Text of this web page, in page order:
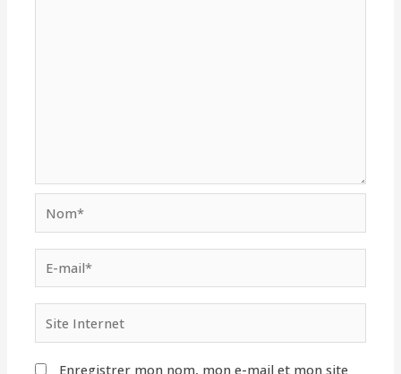
mail*
Internet
Enregistrer mon nom, mon e-mail et mon site